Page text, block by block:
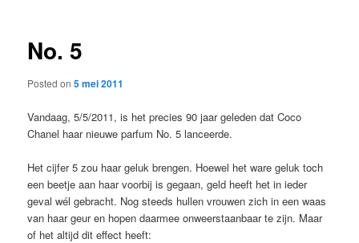
content
No. 5
Posted on5 mei 2011
Vandaag, 5/5/2011, is het precies 90 jaar geleden dat Coco
Chanel haar nieuwe parfum No. 5 lanceerde.
Het cijfer 5 zou haar geluk brengen. Hoewel het ware geluk toch
een beetje aan haar voorbij is gegaan, geld heeft het in ieder
geval wél gebracht. Nog steeds hullen vrouwen zich in een waas
van haar geur en hopen daarmee onweerstaanbaar te zijn. Maar
of het altijd dit effect heeft: